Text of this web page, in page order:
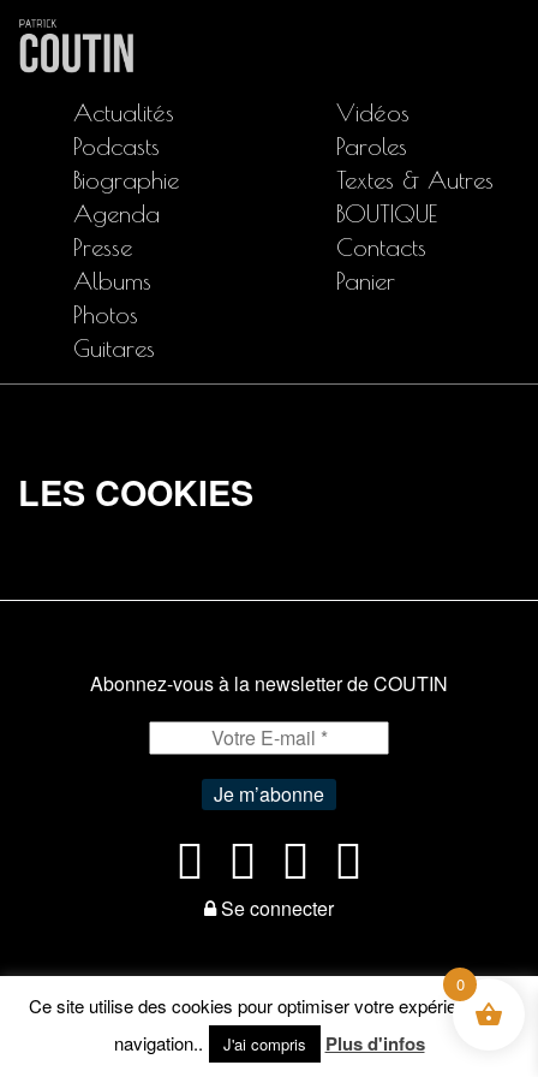
Actualités
Podcasts
Biographie
Agenda
Presse
Albums
Photos
Guitares
Vidéos
Paroles
Textes & Autres
BOUTIQUE
Contacts
Panier
LES COOKIES
Abonnez-vous à la newsletter de COUTIN
Se connecter
Ce site utilise des cookies pour optimiser votre expérience de
navigation..
J'ai compris Plus d'infos
0